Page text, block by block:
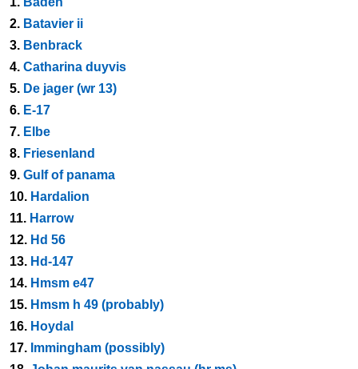
2. Batavier ii
3. Benbrack
4. Catharina duyvis
5. De jager (wr 13)
6. E-17
7. Elbe
8. Friesenland
9. Gulf of panama
10. Hardalion
11. Harrow
12. Hd 56
13. Hd-147
14. Hmsm e47
15. Hmsm h 49 (probably)
16. Hoydal
17. Immingham (possibly)